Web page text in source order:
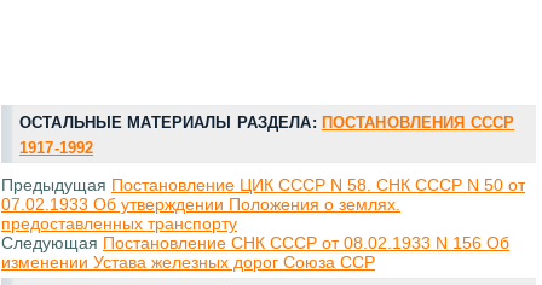
ОСТАЛЬНЫЕ МАТЕРИАЛЫ РАЗДЕЛА: ПОСТАНОВЛЕНИЯ СССР
1917-1992
Предыдущая Постановление ЦИК СССР N 58. СНК СССР N 50 от
07.02.1933 Об утверждении Положения о землях.
предоставленных транспорту
Следующая Постановление СНК СССР от 08.02.1933 N 156 Об
изменении Устава железных дорог Союза ССР